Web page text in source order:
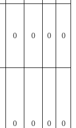
0 0 0 0
0 0 0 0